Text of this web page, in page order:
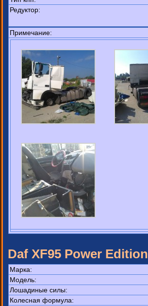
Редуктор:
Примечание:
Daf XF95 Power Edition
Марка:
Модель:
Лошадиные силы:
Колесная формула: